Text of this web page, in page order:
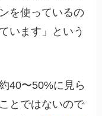
を使っているの
います」という
40〜50%に見ら
とではないので